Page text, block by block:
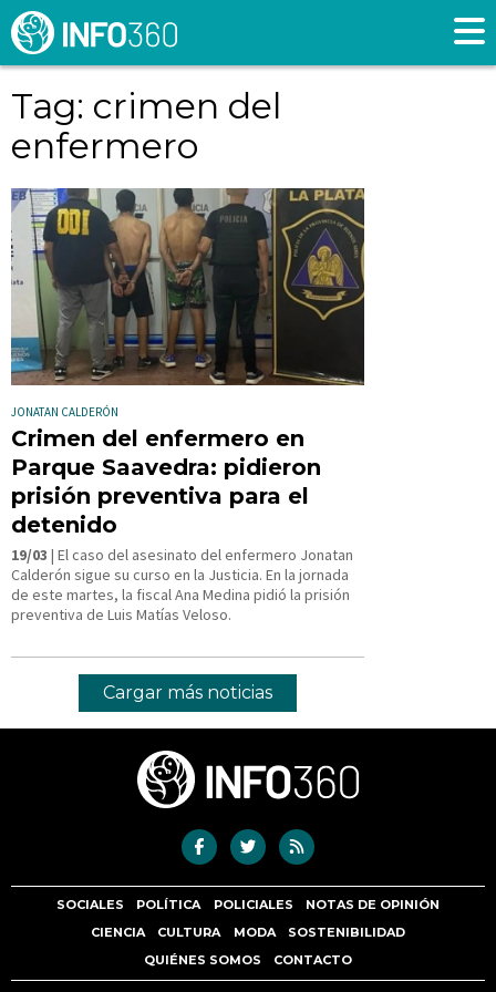
Tag: crimen del
enfermero
JONATAN CALDERÓN
Crimen del enfermero en
Parque Saavedra: pidieron
prisión preventiva para el
detenido
19/03 | El caso del asesinato del enfermero Jonatan
Calderón sigue su curso en la Justicia. En la jornada
de este martes, la fiscal Ana Medina pidió la prisión
preventiva de Luis Matías Veloso.
Cargar más noticias
SOCIALES POLÍTICA POLICIALES
NOTAS DE OPINIÓN
CIENCIA
CULTURA MODA
SOSTENIBILIDAD
QUIÉNES SOMOS
CONTACTO